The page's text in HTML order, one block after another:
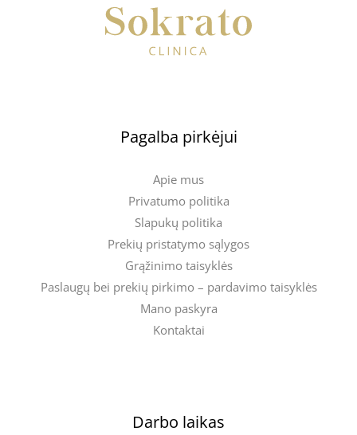
Pagalba pirkėjui
Apie mus
Privatumo politika
Slapukų politika
Prekių pristatymo sąlygos
Grąžinimo taisyklės
Paslaugų bei prekių pirkimo – pardavimo taisyklės
Mano paskyra
Kontaktai
Darbo laikas